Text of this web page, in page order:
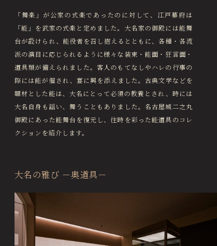
「舞楽」が公家の式楽であったのに対して、江戸幕府は
「能」を武家の式楽と定めました。大名家の御殿には能舞
台が設けられ、能役者を召し抱えるとともに、各種・各流
派の演目に応じられるように様々な装束・能面・狂言面・
道具類が備えられました。客人のもてなしやハレの行事の
際には能が催され、宴に興を添えました。古典文学などを
題材とした能は、大名にとって必須の教養とされ、時には
大名自身も謡い、舞うこともありました。名古屋城二之丸
御殿にあった能舞台を復元し、往時を彩った能道具のコレ
クションを紹介します。
大名の雅び －奥道具－